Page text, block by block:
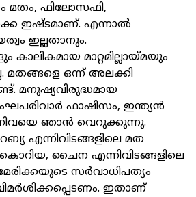
മതം, ഫിലോസഫി,
ഇഷ്ടമാണ്. എന്നാല്‍
ഇല്ലതാനും.
മാറ്റമില്ലായ്മയും
മതങ്ങളെ ഒന്ന് അലക്കി
മനുഷ്യവിരുദ്ധമായ
ഫാഷിസം, ഇന്ത്യന്‍
ഞാന്‍ വെറുക്കുന്നു.
എന്നിവിടങ്ങളിലെ മത
ചൈന എന്നിവിടങ്ങളിലെ
സര്‍വാധിപത്യം
ഇതാണ്